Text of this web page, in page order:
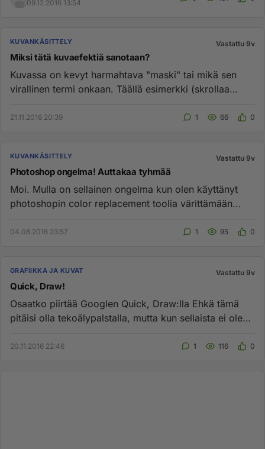
09.12.2016 13:54
KUVANKÄSITTELY Vastattu 9v
Miksi tätä kuvaefektiä sanotaan?
Kuvassa on kevyt harmahtava "maski" tai mikä sen
virallinen termi onkaan. Täällä esimerkki (skrollaa
21.11.2016 20:39 1 66 0
KUVANKÄSITTELY Vastattu 9v
Photoshop ongelma! Auttakaa tyhmää
Moi. Mulla on sellainen ongelma kun olen käyttänyt
photoshopin color replacement toolia värittämään
04.08.2016 23:57 1 95 0
GRAFIIKKA JA KUVAT Vastattu 9v
Quick, Draw!
Osaatko piirtää Googlen Quick, Draw:lla Ehkä tämä
pitäisi olla tekoälypalstalla, mutta kun sellaista ei ole
20.11.2016 22:46 1 116 0